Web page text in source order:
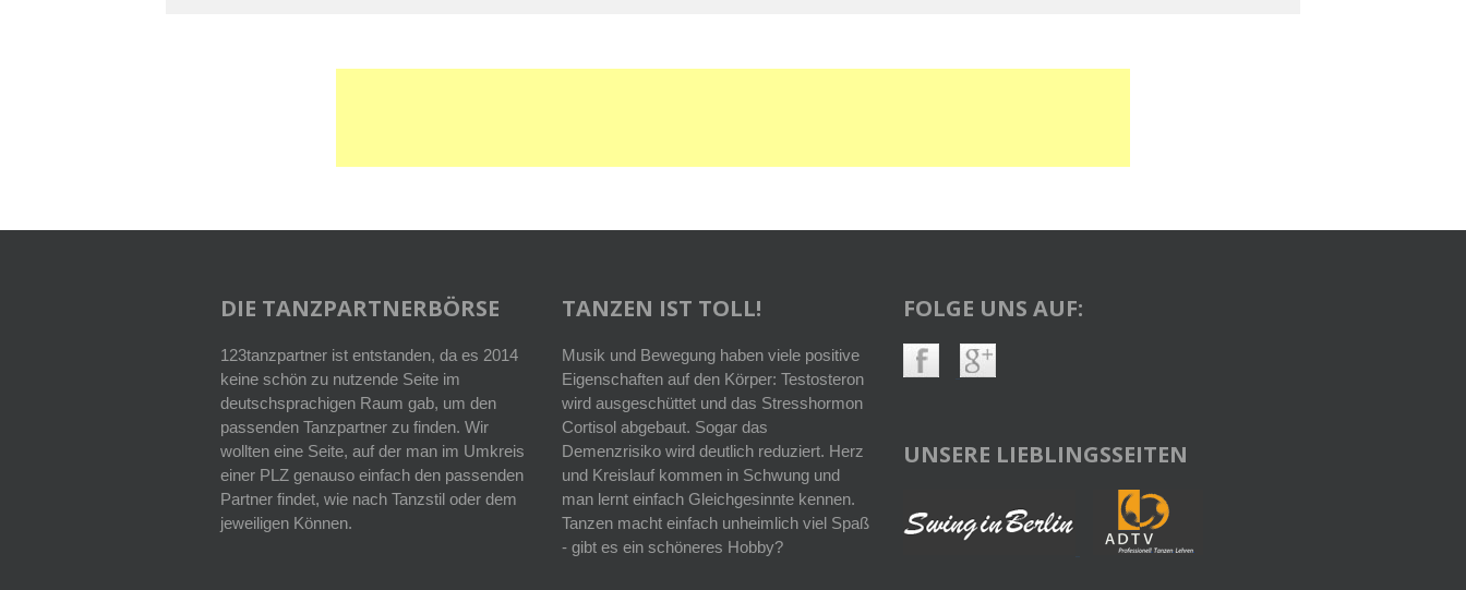
DIE TANZPARTNERBÖRSE
123tanzpartner ist entstanden, da es 2014
keine schön zu nutzende Seite im
deutschsprachigen Raum gab, um den
passenden Tanzpartner zu finden. Wir
wollten eine Seite, auf der man im Umkreis
einer PLZ genauso einfach den passenden
Partner findet, wie nach Tanzstil oder dem
jeweiligen Können.
TANZEN IST TOLL!
Musik und Bewegung haben viele positive
Eigenschaften auf den Körper: Testosteron
wird ausgeschüttet und das Stresshormon
Cortisol abgebaut. Sogar das
Demenzrisiko wird deutlich reduziert. Herz
und Kreislauf kommen in Schwung und
man lernt einfach Gleichgesinnte kennen.
Tanzen macht einfach unheimlich viel Spaß
- gibt es ein schöneres Hobby?
FOLGE UNS AUF:
UNSERE LIEBLINGSSEITEN